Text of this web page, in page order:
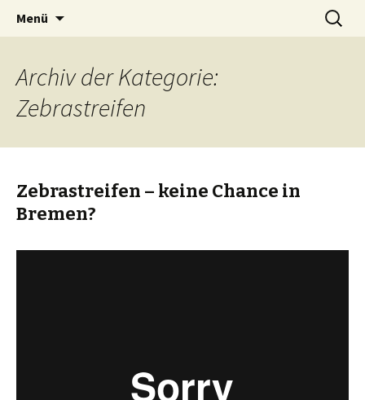
BREMENIZE
Menü
Suchen
nach:
Archiv der Kategorie:
Zebrastreifen
Zebrastreifen – keine Chance in
Bremen?